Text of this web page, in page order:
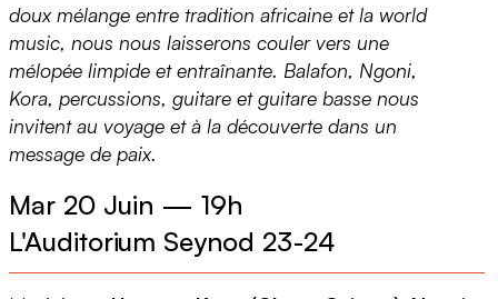
doux mélange entre tradition africaine et la world
music, nous nous laisserons couler vers une
mélopée limpide et entraînante. Balafon, Ngoni,
Kora, percussions, guitare et guitare basse nous
invitent au voyage et à la découverte dans un
message de paix.
Mar 20 Juin — 19h
L'Auditorium Seynod 23-24